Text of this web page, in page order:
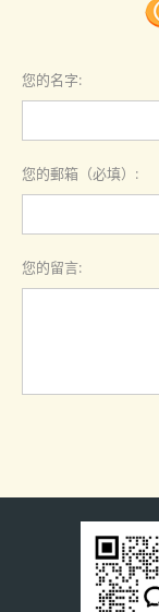
您的名字:
您的郵箱（必填）:
您的留言: